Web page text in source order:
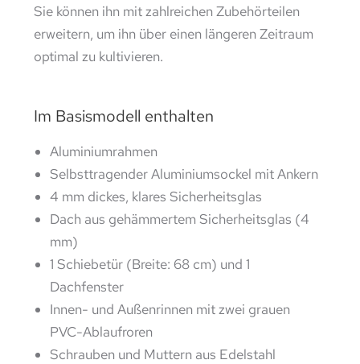
Sie können ihn mit zahlreichen Zubehörteilen
erweitern, um ihn über einen längeren Zeitraum
optimal zu kultivieren.
Im Basismodell enthalten
Aluminiumrahmen
Selbsttragender Aluminiumsockel mit Ankern
4 mm dickes, klares Sicherheitsglas
Dach aus gehämmertem Sicherheitsglas (4
mm)
1 Schiebetür (Breite: 68 cm) und 1
Dachfenster
Innen- und Außenrinnen mit zwei grauen
PVC-Ablaufroren
Schrauben und Muttern aus Edelstahl